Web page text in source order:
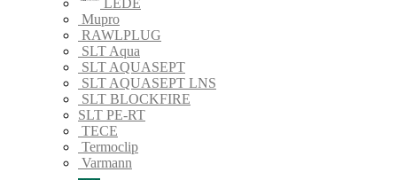
LEDE
Mupro
RAWLPLUG
SLT Aqua
SLT AQUASEPT
SLT AQUASEPT LNS
SLT BLOCKFIRE
SLT PE-RT
TECE
Termoclip
Varmann